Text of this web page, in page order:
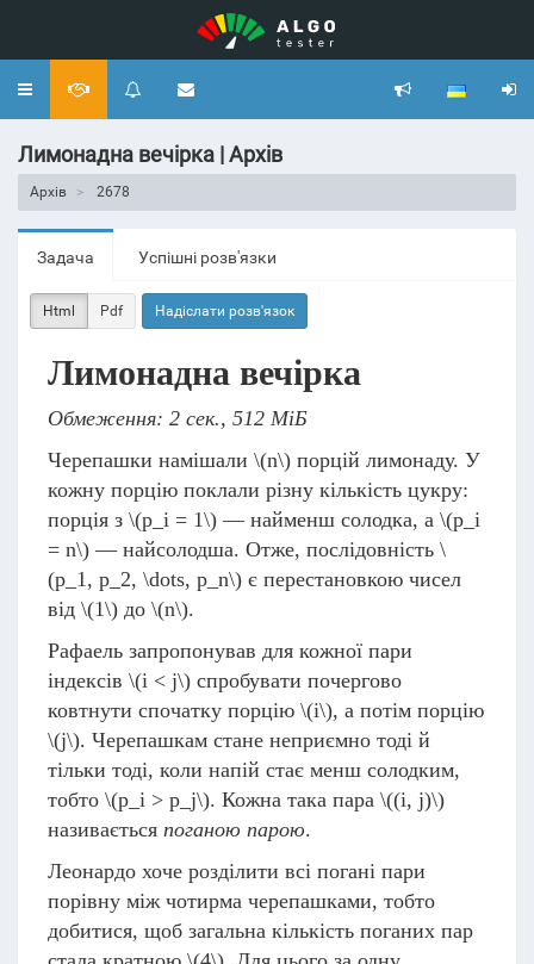
Toggle
Лимонадна вечірка | Архів
Архів 2678
Задача Успішні розв'язки
Html Pdf Надіслати розв'язок
Лимонадна вечірка
Обмеження: 2 сек., 512 МіБ
Черепашки намішали \(n\) порцій лимонаду. У
кожну порцію поклали різну кількість цукру:
порція з \(p_i = 1\) — найменш солодка, а \(p_i
= n\) — найсолодша. Отже, послідовність \
(p_1, p_2, \dots, p_n\) є перестановкою чисел
від \(1\) до \(n\).
Рафаель запропонував для кожної пари
індексів \(i < j\) спробувати почергово
ковтнути спочатку порцію \(i\), а потім порцію
\(j\). Черепашкам стане неприємно тоді й
тільки тоді, коли напій стає менш солодким,
тобто \(p_i > p_j\). Кожна така пара \((i, j)\)
називається поганою парою.
Леонардо хоче розділити всі погані пари
порівну між чотирма черепашками, тобто
добитися, щоб загальна кількість поганих пар